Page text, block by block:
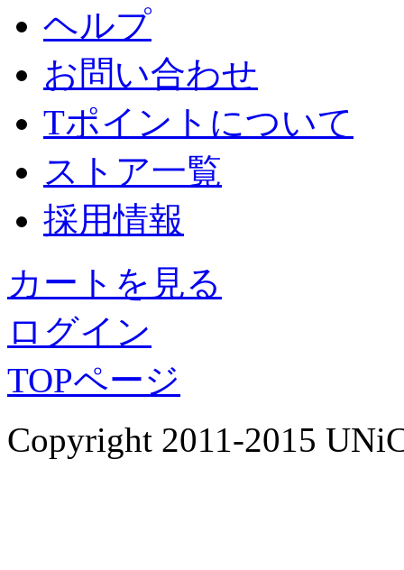
ヘルプ
お問い合わせ
Tポイントについて
ストア一覧
採用情報
カートを見る
ログイン
TOPページ
Copyright 2011-2015